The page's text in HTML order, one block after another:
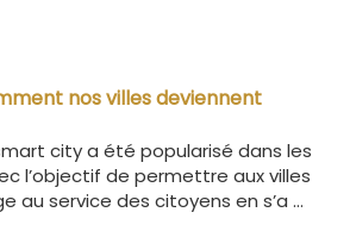
nos villes deviennent
city a été popularisé dans les
l’objectif de permettre aux villes
au service des citoyens en s’a ...